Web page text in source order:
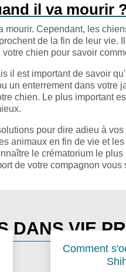
il va mourir
mourir. Cependant, les
de la fin de leur vie.
chien pour savoir
il est important de savoir
un enterrement dans votre
chien. Le plus important
pour dire adieu à
animaux en fin de vie et
le crématorium le
de votre compagnon vous
DANS VIE
Comment